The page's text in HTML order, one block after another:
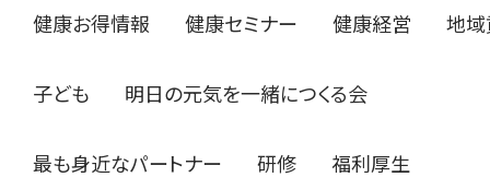
健康お得情報 健康セミナー 健康経営 地
子ども 明日の元気を一緒につくる会
最も身近なパートナー 研修 福利厚生